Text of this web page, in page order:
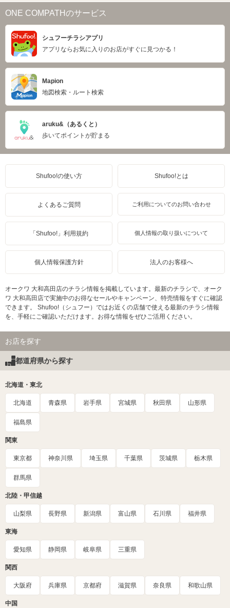
ONE COMPATHのサービス
シュフーチラシアプリ
アプリならお気に入りのお店がすぐに見つかる！
Mapion
地図検索・ルート検索
aruku&（あるくと）
歩いてポイントが貯まる
Shufoo!の使い方 Shufoo!とは
よくあるご質問 ご利用についてのお問い合わせ
「Shufoo!」利用規約 個人情報の取り扱いについて
個人情報保護方針 法人のお客様へ
オークワ 大和高田店のチラシ情報を掲載しています。最新のチラシで、オーク
ワ 大和高田店で実施中のお得なセールやキャンペーン、特売情報をすぐに確認
できます。 Shufoo!（シュフー）ではお近くの店舗で使える最新のチラシ情報
を、手軽にご確認いただけます。お得な情報をぜひご活用ください。
お店を探す
都道府県から探す
北海道・東北
北海道 青森県 岩手県 宮城県 秋田県 山形県
福島県
関東
東京都 神奈川県 埼玉県 千葉県 茨城県 栃木県
群馬県
北陸・甲信越
山梨県 長野県 新潟県 富山県 石川県 福井県
東海
愛知県 静岡県 岐阜県 三重県
関西
大阪府 兵庫県 京都府 滋賀県 奈良県 和歌山県
中国